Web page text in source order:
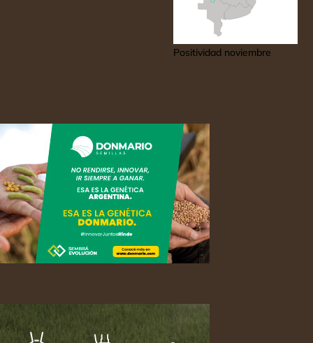
Positividad noviembre